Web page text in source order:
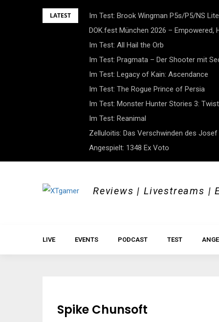
LATEST
Im Test: Brook Wingman P5s/P5/NS
DOK.fest München 2026 – Empowered,
Im Test: All Hail the Orb
Im Test: Pragmata – Der Shooter mit
Im Test: Legacy of Kain: Ascendance
Im Test: The Rogue Prince of Persia
Im Test: Monster Hunter Stories 3:
Im Test: Reanimal
Zelluloitis: Das Verschwinden des Josef
Angespielt: 1348 Ex Voto
Reviews | Livestreams |
LIVE EVENTS PODCAST TEST
Spike Chunsoft